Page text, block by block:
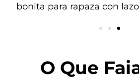
beixe personalizada con
O Que